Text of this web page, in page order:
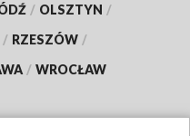
/ OLSZTYN /
/ RZESZÓW /
/ WROCŁAW